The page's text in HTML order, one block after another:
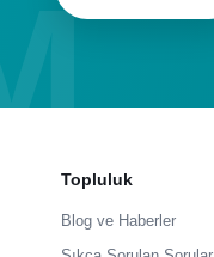
Topluluk
Blog ve Haberler